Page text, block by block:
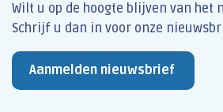
Wilt u op de hoogte blijven van het
Schrijf u dan​ in voor onze
Aanmelden nieuwsbrief